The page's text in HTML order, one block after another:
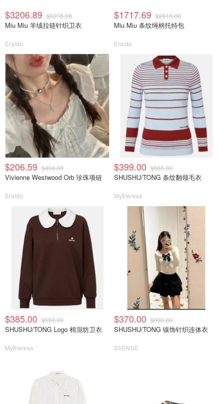
$3206.89 $6276.00
Miu Miu 羊绒拉链针织卫衣
Eraldo
$1717.69 $2615.00
Miu Miu 条纹绳柄托特包
Eraldo
$206.59 $404.00
Vivienne Westwood Orb 珍珠项链
Eraldo
$399.00 $665.00
SHUSHU/TONG 条纹翻领毛衣
Mytheresa
$385.00 $550.00
SHUSHU/TONG Logo 棉混纺卫衣
Mytheresa
$370.00 $880.00
SHUSHU/TONG 镶饰针织连体衣
SSENSE